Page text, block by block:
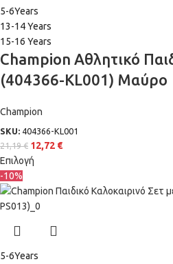
5-6Years
13-14 Years
15-16 Years
Champion Αθλητικό
(404366-KL001) Μαύρο
Champion
SKU: 404366-KL001
21,19€ 12,72 €
Επιλογή
-10%
5-6Years